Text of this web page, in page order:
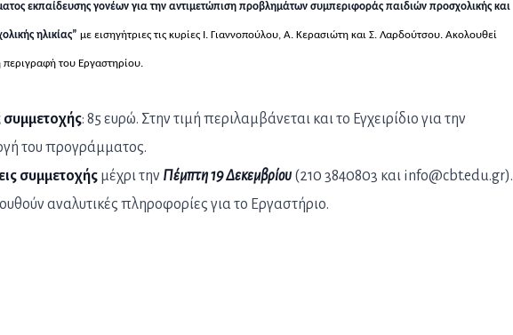
εκπαίδευσης γονέων για την αντιμετώπιση προβλημάτων συμπεριφοράς παιδιών προσχολικής και
ηλικίας”με εισηγήτριες τις κυρίες Ι. Γιαννοπούλου, Α. Κερασιώτη και Σ. Λαρδούτσου. Ακολουθεί
περιγραφή του Εργαστηρίου.
συμμετοχής: 85 ευρώ. Στην τιμή περιλαμβάνεται και το Εγχειρίδιο για την
του προγράμματος.
συμμετοχής μέχρι την Πέμπτη 19 Δεκεμβρίου (210 3840803 και info@cbt.edu.gr).
αναλυτικές πληροφορίες για το Εργαστήριο.